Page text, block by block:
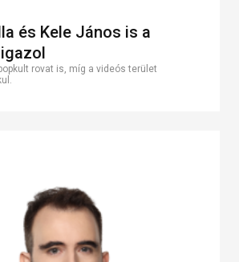
és Kele János is a
rovat is, míg a videós terület